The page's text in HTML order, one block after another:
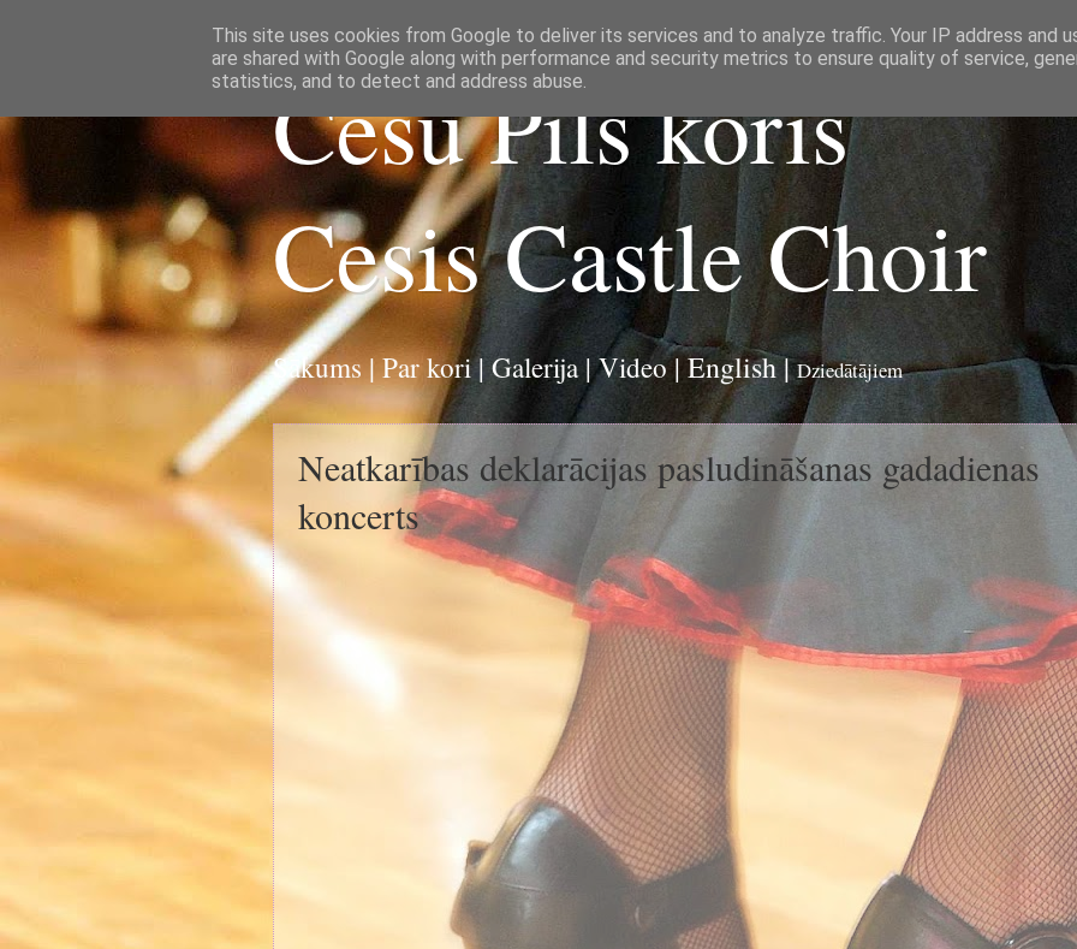
Cēsu Pils koris
Cesis Castle Choir
Sākums|Par kori|Galerija|Video|English|Dziedātājiem
Neatkarības deklarācijas pasludināšanas gadadienas
koncerts
This site uses cookies from Google to deliver its services and to analyze traffic. Your IP address and
are shared with Google along with performance and security metrics to ensure quality of service,
statistics, and to detect and address abuse.